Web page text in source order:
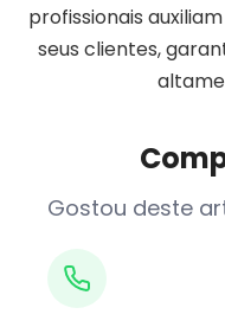
profissionais
seus clientes,
Gostou deste